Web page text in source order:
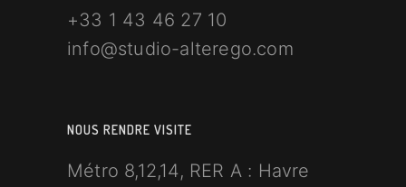
+33 1 43 46 27 10
info@studio-alterego.com
NOUS RENDRE VISITE
Métro 8,12,14, RER A : Havre